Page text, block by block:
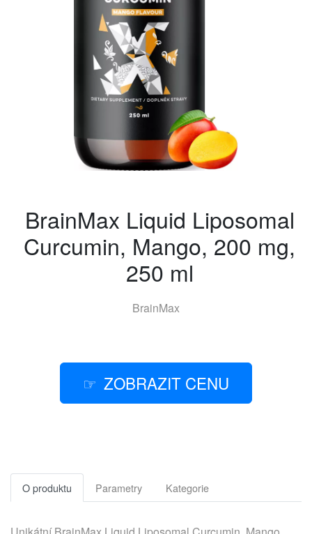
BrainMax Liquid Liposomal
Curcumin, Mango, 200 mg,
250 ml
BrainMax
ZOBRAZIT CENU
O produktu Parametry Kategorie